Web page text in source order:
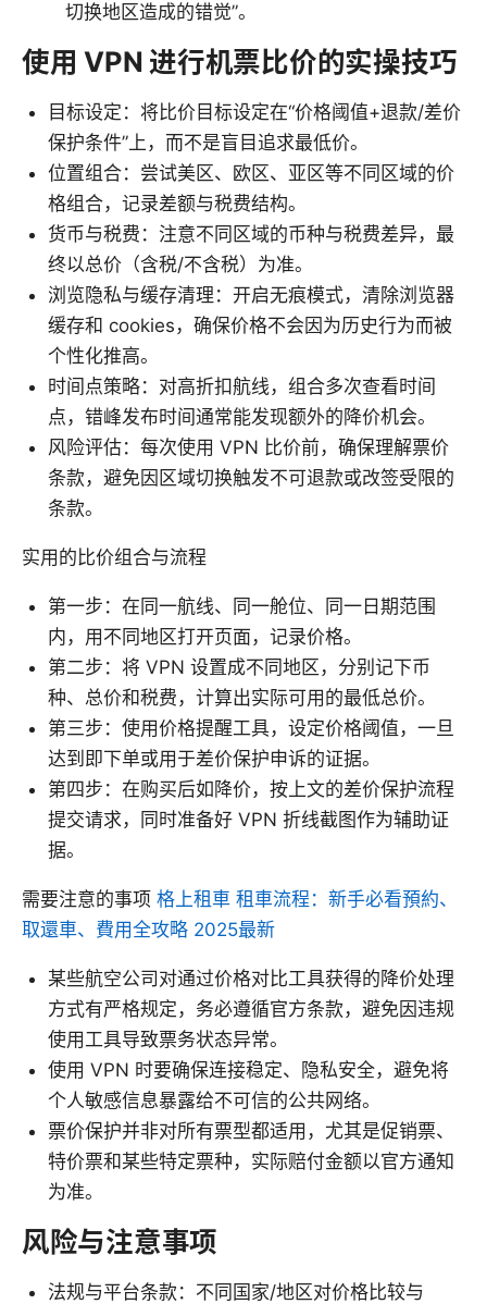
切换地区造成的错觉”。
使用 VPN 进行机票比价的实操技巧
目标设定：将比价目标设定在“价格阈值+退款/差价
保护条件”上，而不是盲目追求最低价。
位置组合：尝试美区、欧区、亚区等不同区域的价
格组合，记录差额与税费结构。
货币与税费：注意不同区域的币种与税费差异，最
终以总价（含税/不含税）为准。
浏览隐私与缓存清理：开启无痕模式，清除浏览器
缓存和 cookies，确保价格不会因为历史行为而被
个性化推高。
时间点策略：对高折扣航线，组合多次查看时间
点，错峰发布时间通常能发现额外的降价机会。
风险评估：每次使用 VPN 比价前，确保理解票价
条款，避免因区域切换触发不可退款或改签受限的
条款。
实用的比价组合与流程
第一步：在同一航线、同一舱位、同一日期范围
内，用不同地区打开页面，记录价格。
第二步：将 VPN 设置成不同地区，分别记下币
种、总价和税费，计算出实际可用的最低总价。
第三步：使用价格提醒工具，设定价格阈值，一旦
达到即下单或用于差价保护申诉的证据。
第四步：在购买后如降价，按上文的差价保护流程
提交请求，同时准备好 VPN 折线截图作为辅助证
据。
需要注意的事项 格上租車 租車流程：新手必看預約、
取還車、費用全攻略 2025最新
某些航空公司对通过价格对比工具获得的降价处理
方式有严格规定，务必遵循官方条款，避免因违规
使用工具导致票务状态异常。
使用 VPN 时要确保连接稳定、隐私安全，避免将
个人敏感信息暴露给不可信的公共网络。
票价保护并非对所有票型都适用，尤其是促销票、
特价票和某些特定票种，实际赔付金额以官方通知
为准。
风险与注意事项
法规与平台条款：不同国家/地区对价格比较与